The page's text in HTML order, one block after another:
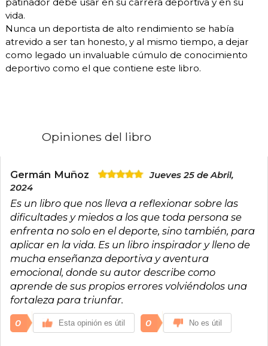
vida.
Nunca un deportista de alto rendimiento se había
atrevido a ser tan honesto, y al mismo tiempo, a dejar
como legado un invaluable cúmulo de conocimiento
deportivo como el que contiene este libro.
Opiniones del libro
Germán Muñoz
Jueves 25 de Abril,
2024
Es un libro que nos lleva a reflexionar sobre las
dificultades y miedos a los que toda persona se
enfrenta no solo en el deporte, sino también, para
aplicar en la vida. Es un libro inspirador y lleno de
mucha enseñanza deportiva y aventura
emocional, donde su autor describe como
aprende de sus propios errores volviéndolos una
fortaleza para triunfar.
0 Esta opinión es útil 0 No es útil